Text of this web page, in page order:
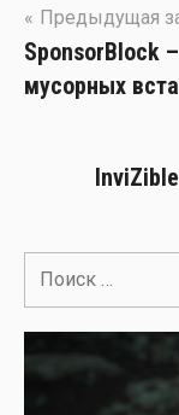
Навигация
по
записям
Предыдущая
SponsorBlock
мусорных
Поиск